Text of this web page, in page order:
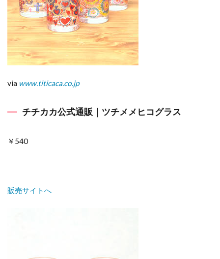
via www.titicaca.co.jp
チチカカ公式通販｜ツチメメヒコグラス
￥540
販売サイトへ